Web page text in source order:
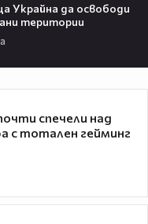
Украйна да освободи
територии
спечели над
с тотален гейминг